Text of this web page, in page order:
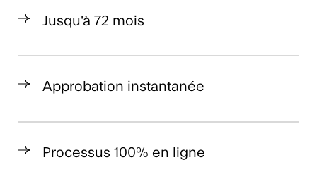
Jusqu'à 72 mois
Approbation instantanée
Processus 100% en ligne